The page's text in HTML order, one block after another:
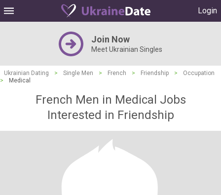
Login
Join Now
Meet Ukrainian Singles
Ukrainian Dating > Single Men > French > Friendship >
Occupation
>
Medical
French Men in Medical Jobs
Interested in Friendship